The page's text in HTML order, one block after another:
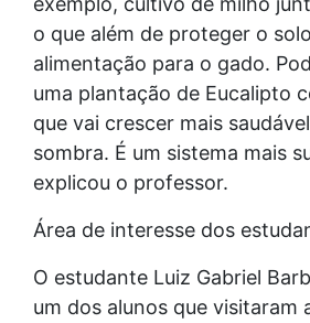
o que além de proteger o
alimentação para o gado.
uma plantação de Eucalipto
que vai crescer mais
sombra. É um sistema mais
explicou o professor.
Área de interesse dos
O estudante Luiz Gabriel
um dos alunos que visitaram